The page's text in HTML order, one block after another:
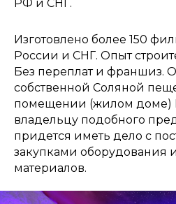
РФ и СНГ.
Изготовлено более 150
России и СНГ. Опыт
Без переплат и франшиз.
собственной Соляной
помещении (жилом доме)
владельцу подобного
придется иметь дело с
закупками оборудования
материалов.